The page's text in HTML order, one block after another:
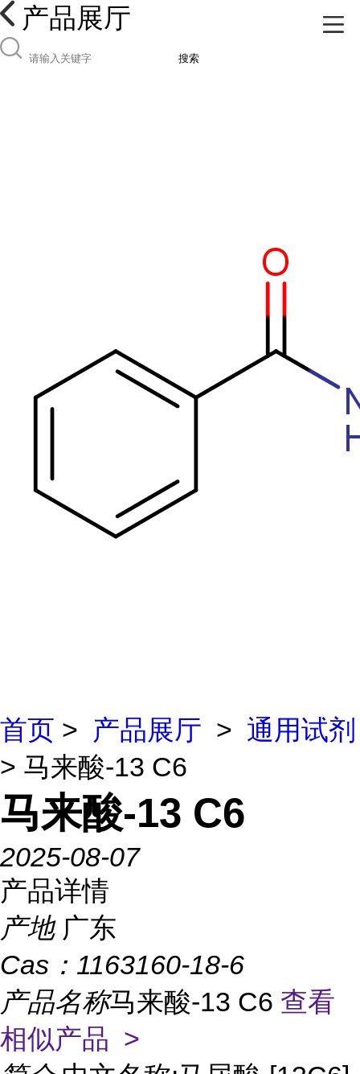
产品展厅
搜索
首页 > 产品展厅 > 通用试剂
> 马来酸-13 C6
马来酸-13 C6
2025-08-07
产品详情
产地 广东
Cas： 1163160-18-6
产品名称马来酸-13 C6 查看
相似产品 >